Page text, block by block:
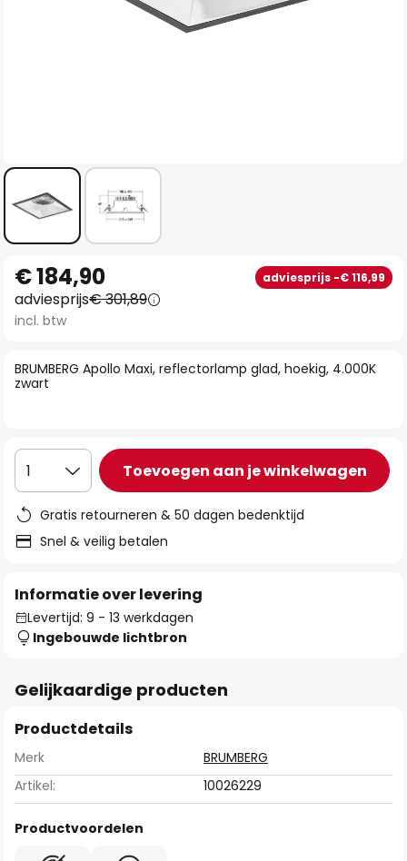
naar
het
begin
de
afbeeldingen-
BRUMBERG Apollo Maxi, reflectorlamp glad, hoekig, 4.000K
zwart
€ 184,90 adviesprijs -€ 116,99
adviesprijs€ 301,89
incl. btw
1 Toevoegen aan je winkelwagen
Gratis retourneren & 50 dagen bedenktijd
Snel & veilig betalen
Informatie over levering
Levertijd: 9 - 13 werkdagen
Ingebouwde lichtbron
Gelijkaardige producten
Productdetails
Merk
BRUMBERG
Artikel:
10026229
Productvoordelen